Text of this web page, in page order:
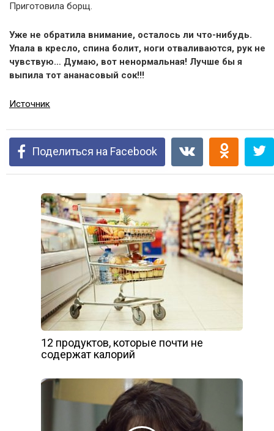
Приготовила борщ.
Уже не обратила внимание, осталось ли что-нибудь.
Упала в кресло, спина болит, ноги отваливаются, рук не
чувствую… Думаю, вот ненормальная! Лучше бы я
выпила тот ананасовый сок!!!
Источник
Поделиться на Facebook
12 продуктов, которые почти не
содержат калорий